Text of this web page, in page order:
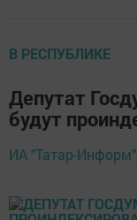
В РЕСПУБЛИКЕ
Депутат
будут
ИА "Татар-